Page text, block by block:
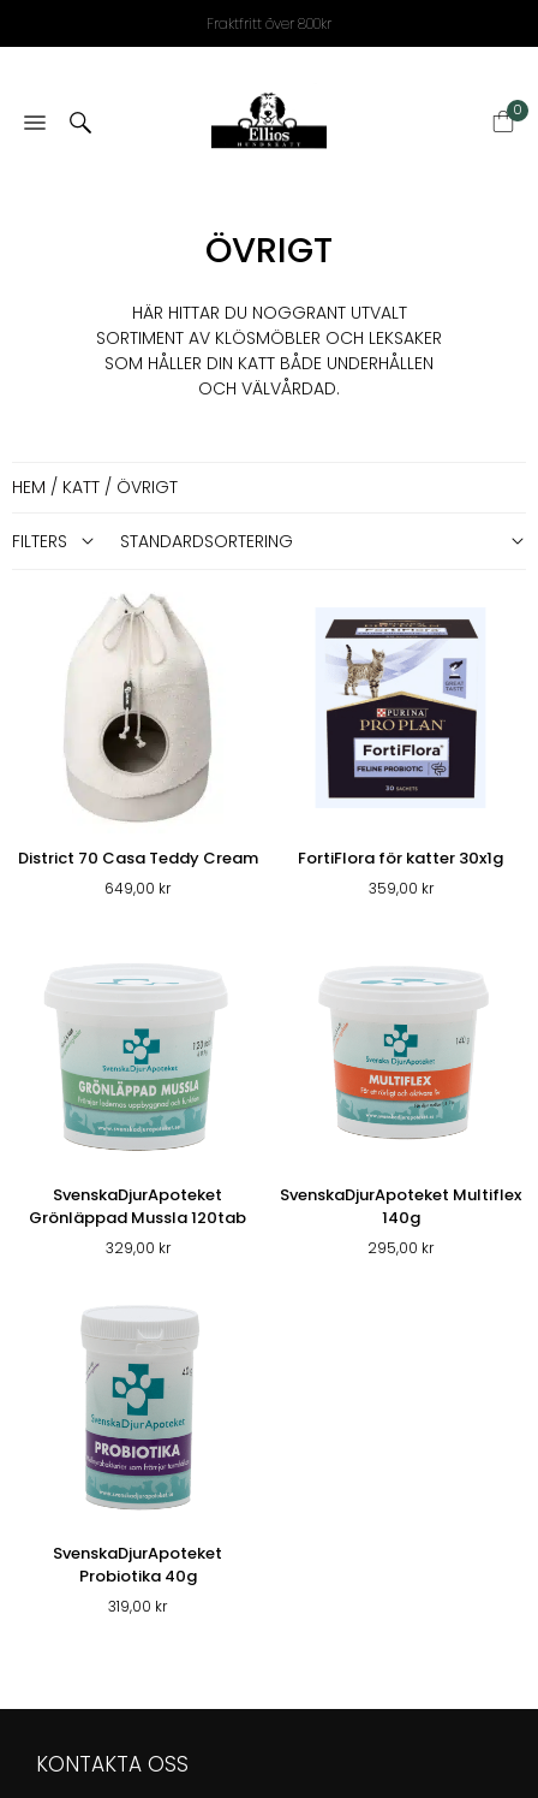
Fraktfritt över 800kr
0
ÖVRIGT
HÄR HITTAR DU NOGGRANT UTVALT
SORTIMENT AV KLÖSMÖBLER OCH LEKSAKER
SOM HÅLLER DIN KATT BÅDE UNDERHÅLLEN
OCH VÄLVÅRDAD.
HEM / KATT / ÖVRIGT
FILTERS
District 70 Casa Teddy Cream
649,00 kr
FortiFlora för katter 30x1g
359,00 kr
SvenskaDjurApoteket
Grönläppad Mussla 120tab
329,00 kr
SvenskaDjurApoteket Multiflex
140g
295,00 kr
SvenskaDjurApoteket
Probiotika 40g
319,00 kr
KONTAKTA OSS